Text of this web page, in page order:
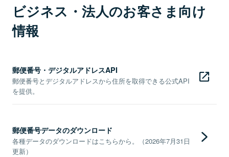
ビジネス・法人のお客さま向け
情報
郵便番号・デジタルアドレスAPI
郵便番号とデジタルアドレスから住所を取得できる公式API
を提供。
郵便番号データのダウンロード
各種データのダウンロードはこちらから。（2026年7月31日
更新）